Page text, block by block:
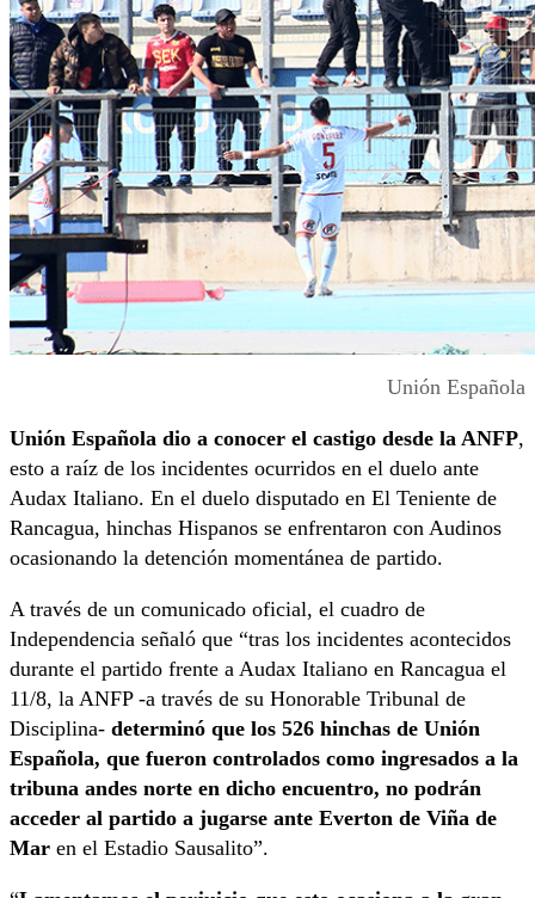
Unión Española
Unión Española dio a conocer el castigo desde la ANFP,
esto a raíz de los incidentes ocurridos en el duelo ante
Audax Italiano. En el duelo disputado en El Teniente de
Rancagua, hinchas Hispanos se enfrentaron con Audinos
ocasionando la detención momentánea de partido.
A través de un comunicado oficial, el cuadro de
Independencia señaló que “tras los incidentes acontecidos
durante el partido frente a Audax Italiano en Rancagua el
11/8, la ANFP -a través de su Honorable Tribunal de
Disciplina- determinó que los 526 hinchas de Unión
Española, que fueron controlados como ingresados a la
tribuna andes norte en dicho encuentro, no podrán
acceder al partido a jugarse ante Everton de Viña de
Mar en el Estadio Sausalito”.